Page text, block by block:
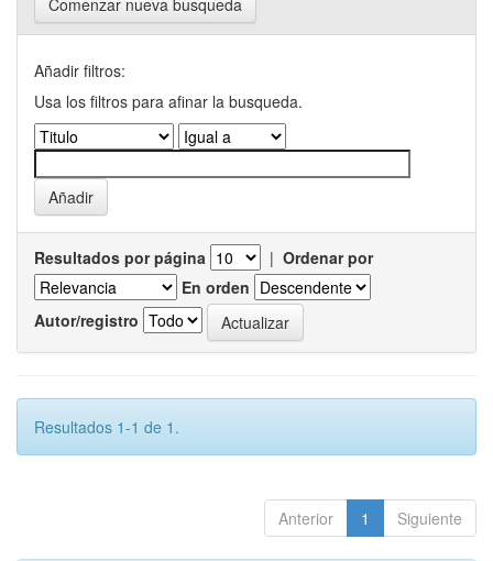
Comenzar nueva busqueda
Añadir filtros:
Usa los filtros para afinar la busqueda.
Resultados por página | Ordenar por
En orden
Autor/registro
Resultados 1-1 de 1.
Anterior 1 Siguiente